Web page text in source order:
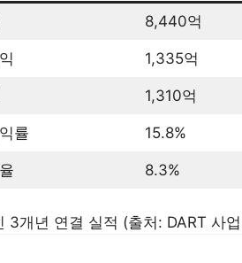
8,440억
1,335억
1,310억
률 15.8%
8.3%
3개년 연결 실적 (출처: DART 사